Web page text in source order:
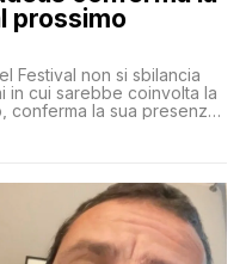
prossimo
Festival non si sbilancia
in cui sarebbe coinvolta la
conferma la sua presenza